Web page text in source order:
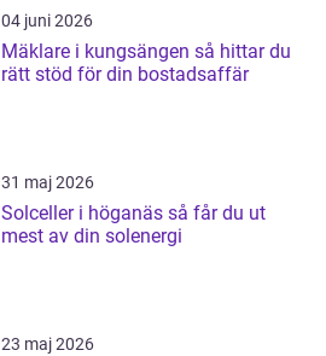
04 juni 2026
Mäklare i kungsängen så hittar du
rätt stöd för din bostadsaffär
31 maj 2026
Solceller i höganäs så får du ut
mest av din solenergi
23 maj 2026